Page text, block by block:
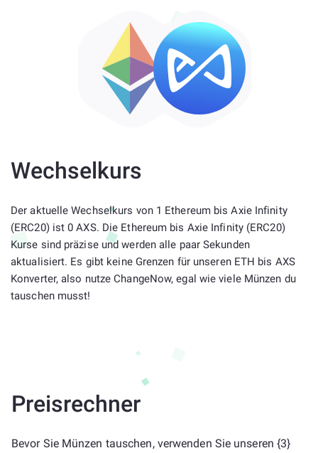
Wechselkurs
Der aktuelle Wechselkurs von 1 Ethereum bis Axie Infinity
(ERC20) ist 0 AXS. Die Ethereum bis Axie Infinity (ERC20)
Kurse sind präzise und werden alle paar Sekunden
aktualisiert. Es gibt keine Grenzen für unseren ETH bis AXS
Konverter, also nutze ChangeNow, egal wie viele Münzen du
tauschen musst!
Preisrechner
Bevor Sie Münzen tauschen, verwenden Sie unseren {3}